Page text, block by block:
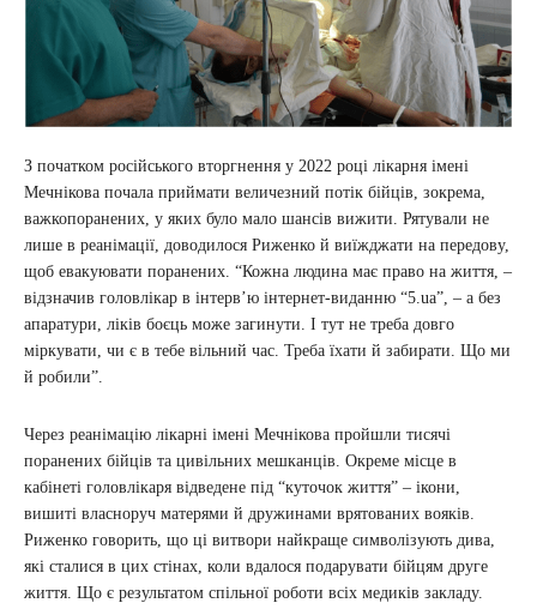
З початком російського вторгнення у 2022 році лікарня імені
Мечнікова почала приймати величезний потік бійців, зокрема,
важкопоранених, у яких було мало шансів вижити. Рятували не
лише в реанімації, доводилося Риженко й виїжджати на передову,
щоб евакуювати поранених. “Кожна людина має право на життя, –
відзначив головлікар в інтерв’ю інтернет-виданню “5.ua”, – а без
апаратури, ліків боєць може загинути. І тут не треба довго
міркувати, чи є в тебе вільний час. Треба їхати й забирати. Що ми
й робили”.
Через реанімацію лікарні імені Мечнікова пройшли тисячі
поранених бійців та цивільних мешканців. Окреме місце в
кабінеті головлікаря відведене під “куточок життя” – ікони,
вишиті власноруч матерями й дружинами врятованих вояків.
Риженко говорить, що ці витвори найкраще символізують дива,
які сталися в цих стінах, коли вдалося подарувати бійцям друге
життя. Що є результатом спільної роботи всіх медиків закладу.